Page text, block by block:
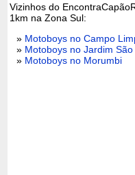
Vizinhos do
1km na Zona Sul:
» Motoboys no Campo
» Motoboys no Jardim
» Motoboys no Morumbi